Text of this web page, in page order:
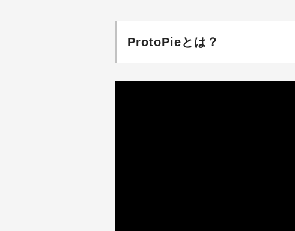
ProtoPieとは？